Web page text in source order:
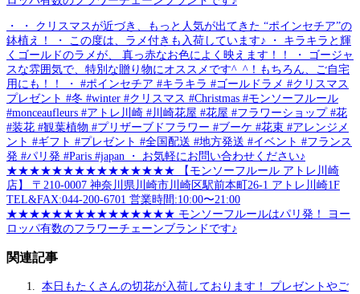
・ ・ クリスマスが近づき、もっと人気が出てきた “ポインセチア”の
鉢植え！ ・ この度は、ラメ付きも入荷しています♪ ・ キラキラと輝
くゴールドのラメが、 真っ赤なお色によく映えます！！ ・ ゴージャ
スな雰囲気で、特別な贈り物にオススメです^_^！もちろん、ご自宅
用にも！！ ・ #ポインセチア #キラキラ #ゴールドラメ #クリスマス
プレゼント #冬 #winter #クリスマス #Christmas #モンソーフルール
#monceaufleurs #アトレ川崎 #川崎花屋 #花屋 #フラワーショップ #花
#装花 #観葉植物 #プリザーブドフラワー #ブーケ #花束 #アレンジメ
ント #ギフト #プレゼント #全国配送 #地方発送 #イベント #フランス
発 #パリ発 #Paris #japan ・ お気軽にお問い合わせください♪
★★★★★★★★★★★★★★★ 【モンソーフルール アトレ川崎
店】 〒210-0007 神奈川県川崎市川崎区駅前本町26-1 アトレ川崎1F
TEL&FAX:044-200-6701 営業時間:10:00〜21:00
★★★★★★★★★★★★★★★ モンソーフルールはパリ発！ ヨー
ロッパ有数のフラワーチェーンブランドです♪
関連記事
本日もたくさんの切花が入荷しております！ プレゼントやご